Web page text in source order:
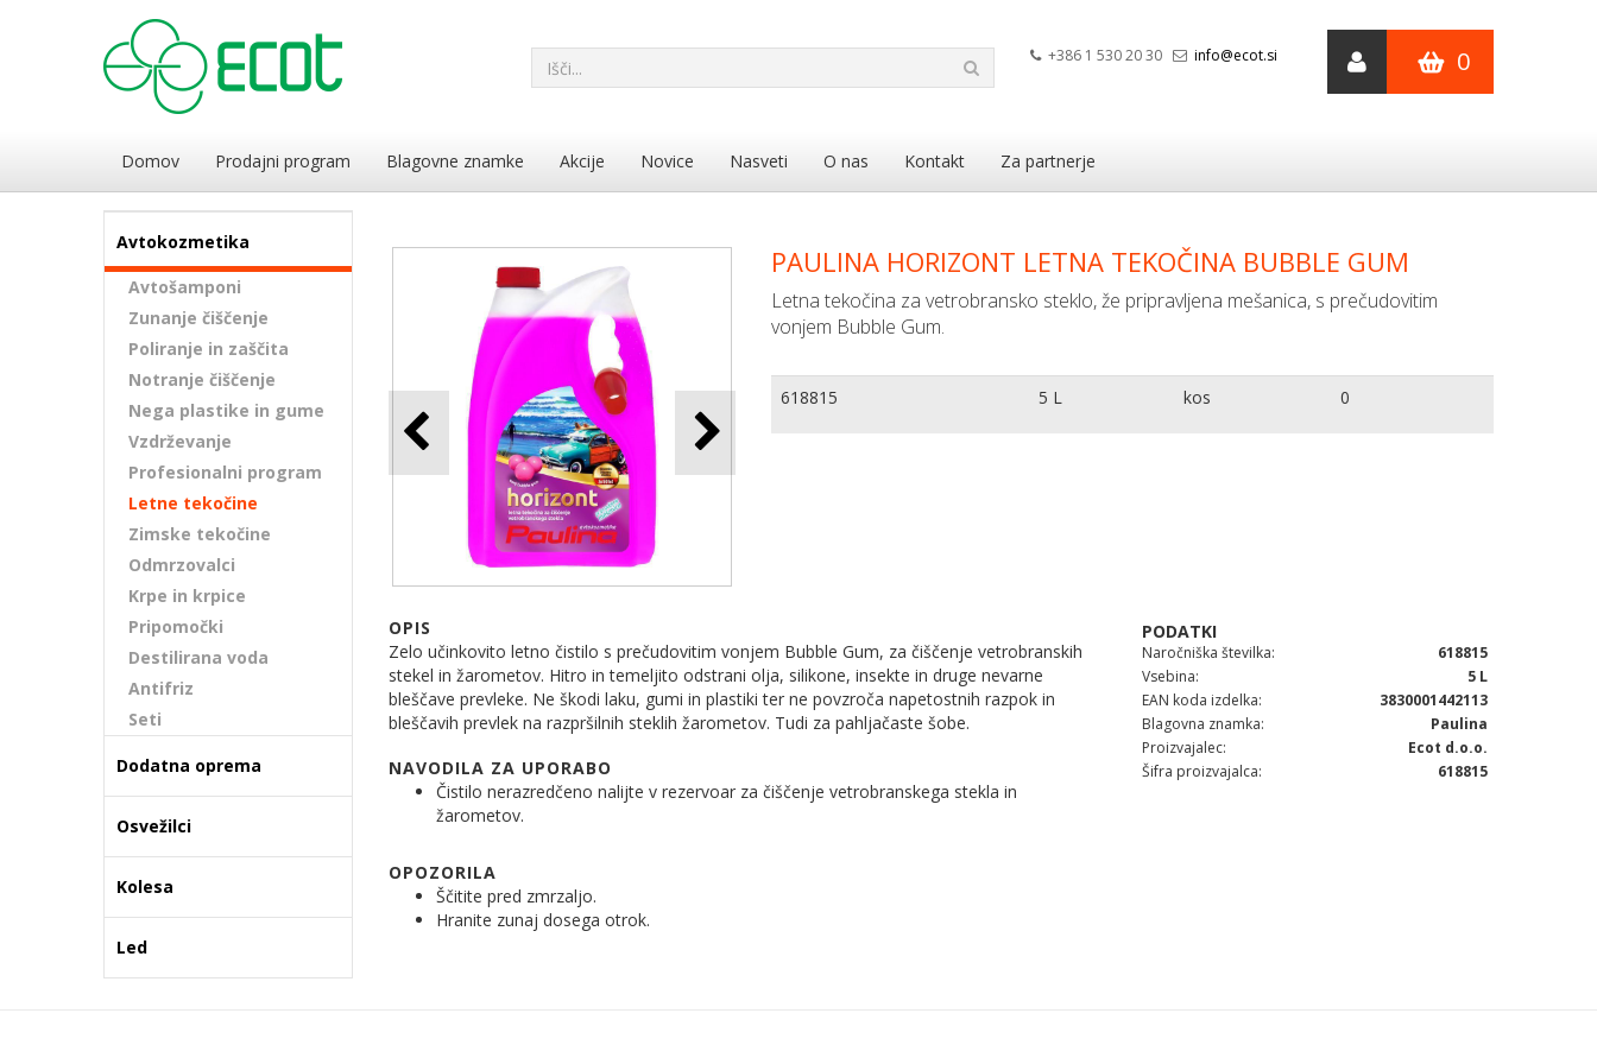
0
+386 1 530 20 30 info@ecot.si
Domov Prodajni program Blagovne znamke Akcije Novice Nasveti O nas Kontakt Za partnerje
Avtokozmetika
Avtošamponi
Zunanje čiščenje
Poliranje in zaščita
Notranje čiščenje
Nega plastike in gume
Vzdrževanje
Profesionalni program
Letne tekočine
Zimske tekočine
Odmrzovalci
Krpe in krpice
Pripomočki
Destilirana voda
Antifriz
Seti
Dodatna oprema
Osvežilci
Kolesa
Led
PAULINA HORIZONT LETNA TEKOČINA BUBBLE GUM
Letna tekočina za vetrobransko steklo, že pripravljena mešanica, s prečudovitim
vonjem Bubble Gum.
618815 5 L kos 0
OPIS
Zelo učinkovito letno čistilo s prečudovitim vonjem Bubble Gum, za čiščenje vetrobranskih
stekel in žarometov. Hitro in temeljito odstrani olja, silikone, insekte in druge nevarne
bleščave prevleke. Ne škodi laku, gumi in plastiki ter ne povzroča napetostnih razpok in
bleščavih prevlek na razpršilnih steklih žarometov. Tudi za pahljačaste šobe.
NAVODILA ZA UPORABO
Čistilo nerazredčeno nalijte v rezervoar za čiščenje vetrobranskega stekla in
žarometov.
OPOZORILA
Ščitite pred zmrzaljo.
Hranite zunaj dosega otrok.
Naročniška številka
618815
Vsebina
5 L
EAN koda izdelka
3830001442113
Blagovna znamka
Paulina
Proizvajalec
Ecot d.o.o.
Šifra proizvajalca
618815